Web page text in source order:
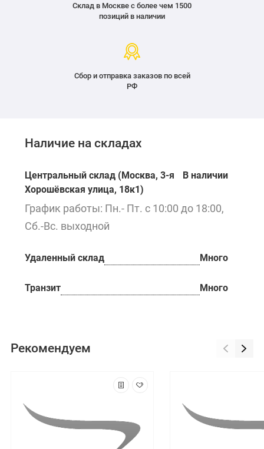
Склад в Москве с более чем 1500
позиций в наличии
Сбор и отправка заказов по всей
РФ
Наличие на складах
Центральный склад (Москва, 3-я
Хорошёвская улица, 18к1)
В наличии
График работы: Пн.- Пт. с 10:00 до 18:00,
Сб.-Вс. выходной
Удаленный склад Много
Транзит Много
Рекомендуем